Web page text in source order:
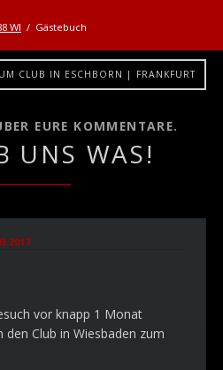
WI Gästebuch
CLUB IN ESCHBORN | FRANKFURT
EURE KOMMENTARE.
UNS WAS!
vor knapp 1 Monat
Club in Wiesbaden zum